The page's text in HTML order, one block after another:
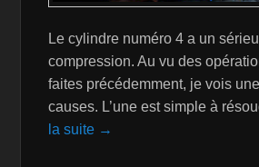
Le cylindre numéro 4 a un
compression. Au vu des
faites précédemment, je vois
causes. L’une est simple à
la suite →